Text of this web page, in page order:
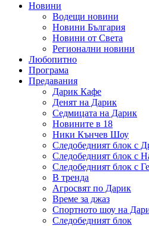
Новини
Водещи новини
Новини България
Новини от Света
Регионални новини
Любопитно
Програма
Предавания
Дарик Кафе
Денят на Дарик
Седмицата на Дарик
Новините в 18
Ники Кънчев Шоу
Следобедният блок с
Следобедният блок с
Следобедният блок с
В тренда
Агросвят по Дарик
Време за джаз
Спортното шоу на
Следобедният блок